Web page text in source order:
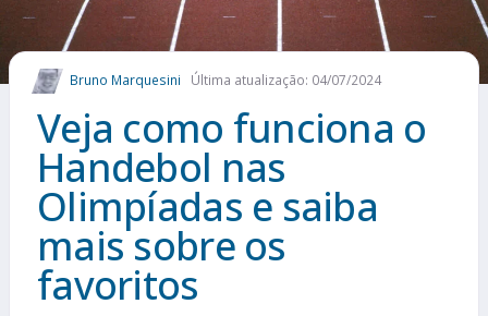
COMO APOSTAR
MAIS ESPORTES
Bruno Marquesini Última atualização: 04/07/2024
Veja como funciona o
Handebol nas
Olimpíadas e saiba
mais sobre os
favoritos